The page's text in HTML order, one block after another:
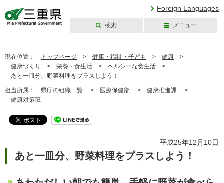
Foreign Languages
検索 メニュー
現在位置： トップページ > 健康・福祉・子ども > 健康 >
健康づくり
> 栄養・食生活 > ヘルシーな食生活 >
あと一皿分、野菜料理をプラスしよう！
担当所属： 県庁の組織一覧 > 医療保健部 > 健康推進課 >
健康対策班
平成25年12月10日
あと一皿分、野菜料理をプラスしよう！